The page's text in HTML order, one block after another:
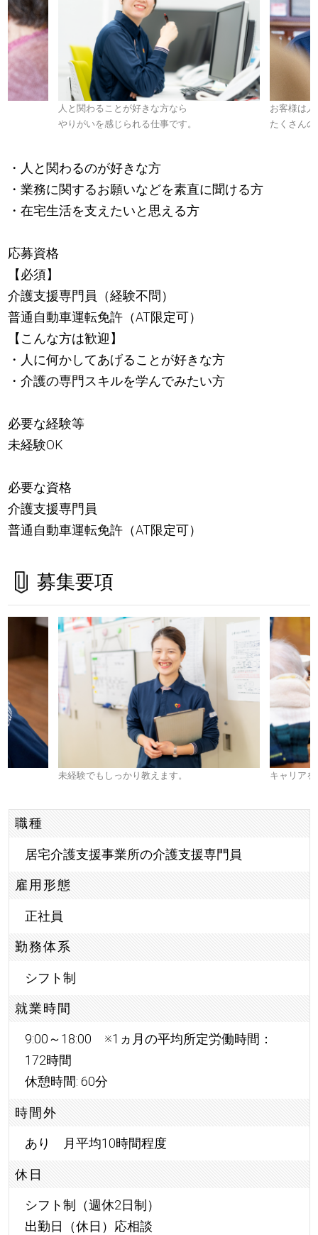
人と関わることが好きな方なら
やりがいを感じられる仕事です。
お客様は
たくさん
・人と関わるのが好きな方
・業務に関するお願いなどを素直に聞ける方
・在宅生活を支えたいと思える方
応募資格
【必須】
介護支援専門員（経験不問）
普通自動車運転免許（AT限定可）
【こんな方は歓迎】
・人に何かしてあげることが好きな方
・介護の専門スキルを学んでみたい方
必要な経験等
未経験OK
必要な資格
介護支援専門員
普通自動車運転免許（AT限定可）
募集要項
未経験でもしっかり教えます。 キャリア
職種
居宅介護支援事業所の介護支援専門員
雇用形態
正社員
勤務体系
シフト制
就業時間
9:00～18:00 ※1ヵ月の平均所定労働時間：
172時間
休憩時間: 60分
時間外
あり 月平均10時間程度
休日
シフト制（週休2日制）
出勤日（休日）応相談